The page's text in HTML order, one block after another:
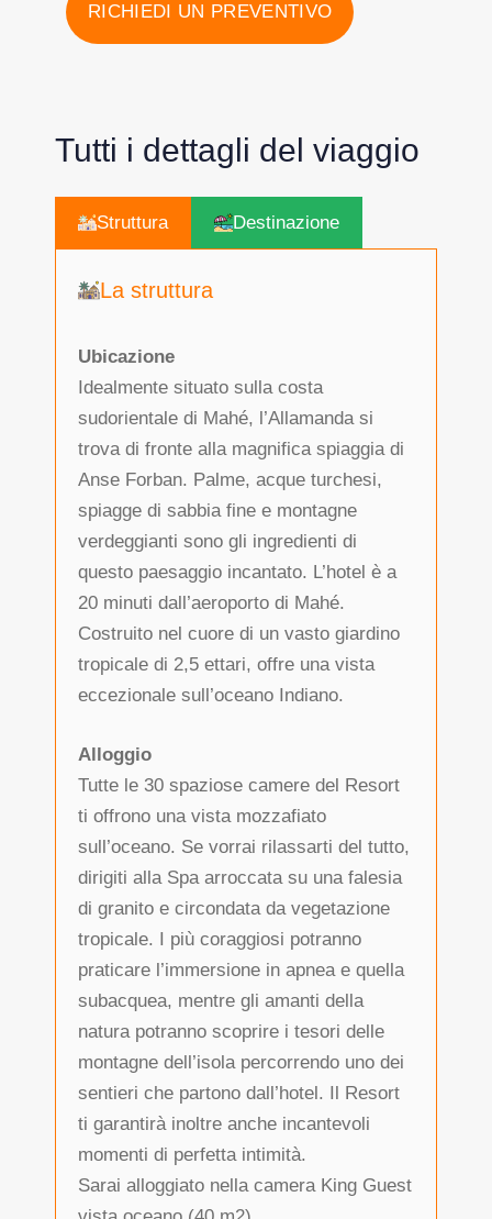
RICHIEDI UN PREVENTIVO
Tutti i dettagli del viaggio
Struttura Destinazione
La struttura
Ubicazione
Idealmente situato sulla costa
sudorientale di Mahé, l’Allamanda si
trova di fronte alla magnifica spiaggia di
Anse Forban. Palme, acque turchesi,
spiagge di sabbia fine e montagne
verdeggianti sono gli ingredienti di
questo paesaggio incantato. L’hotel è a
20 minuti dall’aeroporto di Mahé.
Costruito nel cuore di un vasto giardino
tropicale di 2,5 ettari, offre una vista
eccezionale sull’oceano Indiano.
Alloggio
Tutte le 30 spaziose camere del Resort
ti offrono una vista mozzafiato
sull’oceano. Se vorrai rilassarti del tutto,
dirigiti alla Spa arroccata su una falesia
di granito e circondata da vegetazione
tropicale. I più coraggiosi potranno
praticare l’immersione in apnea e quella
subacquea, mentre gli amanti della
natura potranno scoprire i tesori delle
montagne dell’isola percorrendo uno dei
sentieri che partono dall’hotel. Il Resort
ti garantirà inoltre anche incantevoli
momenti di perfetta intimità.
Sarai alloggiato nella camera King Guest